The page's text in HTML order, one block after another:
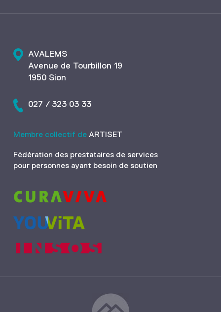
AVALEMS
Avenue de Tourbillon 19
1950 Sion
027 / 323 03 33
Membre collectif deARTISET
Fédération des prestataires de services
pour personnes ayant besoin de soutien